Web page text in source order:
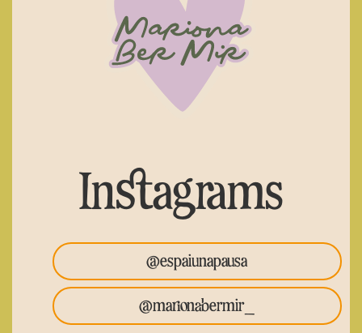
Instagrams
@espaiunapausa
@marionabermir_